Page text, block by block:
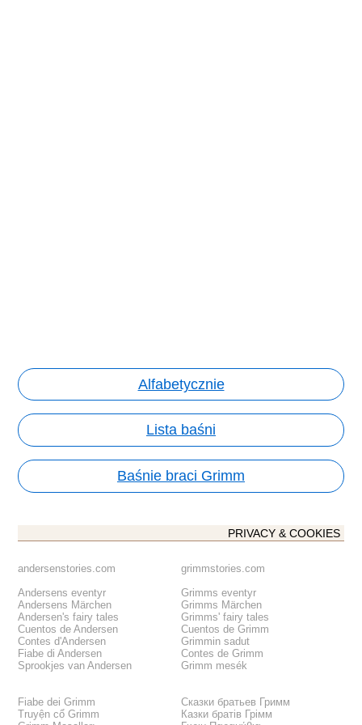
Alfabetycznie
Lista baśni
Baśnie braci Grimm
PRIVACY & COOKIES
andersenstories.com
Andersens eventyr
Andersens Märchen
Andersen's fairy tales
Cuentos de Andersen
Contes d'Andersen
Fiabe di Andersen
Sprookjes van Andersen
grimmstories.com
Grimms eventyr
Grimms Märchen
Grimms' fairy tales
Cuentos de Grimm
Grimmin sadut
Contes de Grimm
Grimm mesék
Fiabe dei Grimm
Truyện cổ Grimm
Сказки братьев Гримм
Казки братів Грімм